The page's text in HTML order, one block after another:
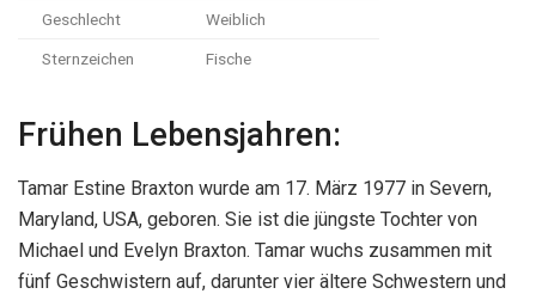
Geschlecht Weiblich
Sternzeichen Fische
Frühen Lebensjahren:
Tamar Estine Braxton wurde am 17. März 1977 in Severn,
Maryland, USA, geboren. Sie ist die jüngste Tochter von
Michael und Evelyn Braxton. Tamar wuchs zusammen mit
fünf Geschwistern auf, darunter vier ältere Schwestern und